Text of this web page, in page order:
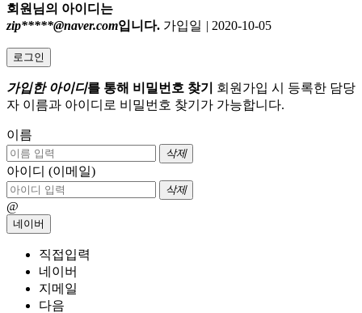
회원님의 아이디는
zip*****@naver.com입니다. 가입일 | 2020-10-05
로그인
가입한 아이디를 통해 비밀번호 찾기
회원가입 시 등록한 담당
자 이름과 아이디로 비밀번호 찾기가 가능합니다.
이름
삭제
아이디 (이메일)
삭제
@
네이버
직접입력
네이버
지메일
다음